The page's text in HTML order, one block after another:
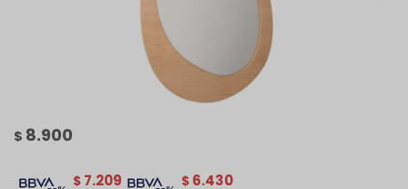
$ 8.900
$ 6.430
$ 7.209